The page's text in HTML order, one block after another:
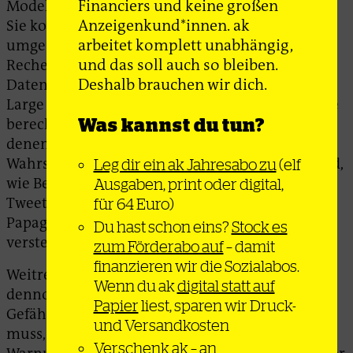
Models) bilden, stammt aus den 1940er Jahren.
Sie konnte allerdings erst in den 2010er Jahren
umgesetzt werden, als ausreichend
Rechenkapazität und Sammlungen digitaler
Daten verfügbar waren, um sie zu trainieren.
Large Language Models wie ChatGPT oder Claude
berechnen aus den riesigen Datenmengen, mit
denen sie gefüttert werden, jeweils die
Wahrscheinlichkeit für das nächste Wort. Sie sind,
wie Bender und Hanna bereits 2022 in einem
Tweet geschrieben hatten, »stochastische
Papageien«, die nachplappern, ohne zu
verstehen.
Weitreichende Folgen haben die neuen Tools
dennoch. Bender und Hanna stellen fest: »Das
Gefährliche am Hype ist, dass er nicht wahr sein
muss, um enorme Auswirkungen zu haben.« Die
Financiers und keine großen
Anzeigenkund*innen. ak
arbeitet komplett unabhängig,
und das soll auch so bleiben.
Deshalb brauchen wir dich.
Was kannst du tun?
Leg dir ein ak Jahresabo zu(elf
Ausgaben, print oder digital,
für 64 Euro)
Du hast schon eins?Stock es
zum Förderabo auf– damit
finanzieren wir die Sozialabos.
Wenn du akdigital statt auf
Papierliest, sparen wir Druck-
und Versandkosten
Verschenk ak– an